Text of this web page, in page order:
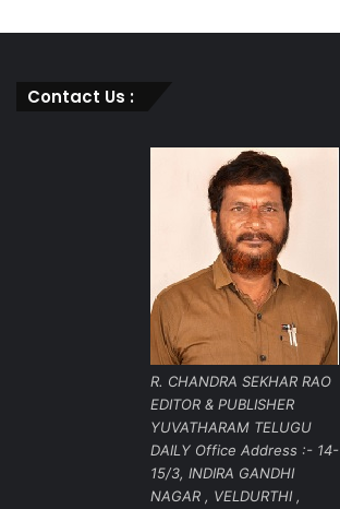
Contact Us :
R. CHANDRA SEKHAR RAO
EDITOR & PUBLISHER
YUVATHARAM TELUGU
DAILY Office Address :- 14-
15/3, INDIRA GANDHI
NAGAR , VELDURTHI ,